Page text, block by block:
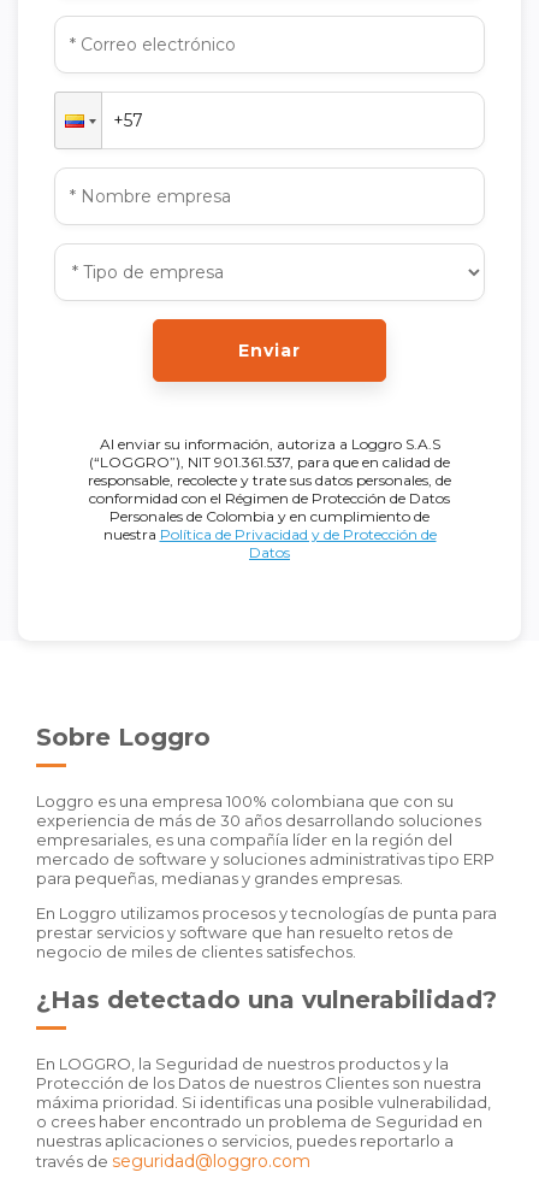
Enviar
Al enviar su información, autoriza a Loggro S.A.S
(“LOGGRO”), NIT 901.361.537, para que en calidad de
responsable, recolecte y trate sus datos personales, de
conformidad con el Régimen de Protección de Datos
Personales de Colombia y en cumplimiento de
nuestra Política de Privacidad y de Protección de
Datos
Sobre Loggro
Loggro es una empresa 100% colombiana que con su
experiencia de más de 30 años desarrollando soluciones
empresariales, es una compañía líder en la región del
mercado de software y soluciones administrativas tipo ERP
para pequeñas, medianas y grandes empresas.
En Loggro utilizamos procesos y tecnologías de punta para
prestar servicios y software que han resuelto retos de
negocio de miles de clientes satisfechos.
¿Has detectado una vulnerabilidad?
En LOGGRO, la Seguridad de nuestros productos y la
Protección de los Datos de nuestros Clientes son nuestra
máxima prioridad. Si identificas una posible vulnerabilidad,
o crees haber encontrado un problema de Seguridad en
nuestras aplicaciones o servicios, puedes reportarlo a
través de seguridad@loggro.com